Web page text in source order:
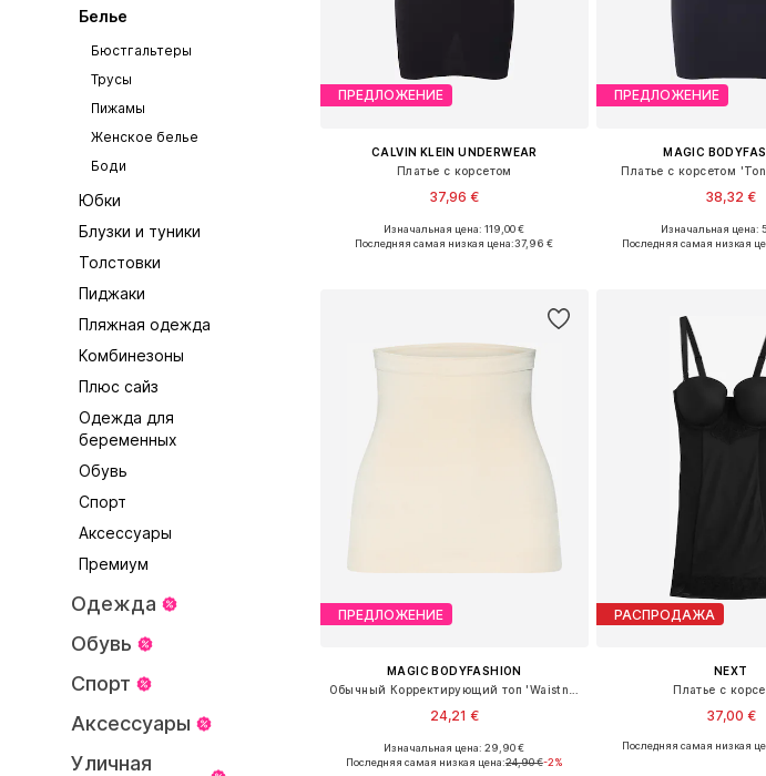
Белье
Бюстгальтеры
Трусы
Пижамы
Женское белье
Боди
Юбки
Блузки и туники
Толстовки
Пиджаки
Пляжная одежда
Комбинезоны
Плюс сайз
Одежда для
беременных
Обувь
Спорт
Аксессуары
Премиум
Одежда
Обувь
Спорт
Аксессуары
Уличная
ПРЕДЛОЖЕНИЕ
CALVIN KLEIN UNDERWEAR
Платье с корсетом
37,96 €
Доступные размеры: XS, S, M, L, XL
Изначальная цена: 119,00 €
Последняя самая низкая цена:37,96 €
ПРЕДЛОЖЕНИЕ
MAGIC
Платье с корсетом
38,32 €
Доступные размеры: S,
Изначальная цена:
Последняя самая низкая
ПРЕДЛОЖЕНИЕ
MAGIC BODYFASHION
24,21 €
Доступные размеры: S, M, L, XL
Изначальная цена: 29,90 €
Последняя самая низкая цена:24,90 €-2%
РАСПРОДАЖА
NEXT
Платье с
37,00 €
Доступно множество
Последняя самая низкая